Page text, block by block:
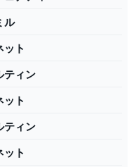
ル
ット
ティン
ット
ティン
ット